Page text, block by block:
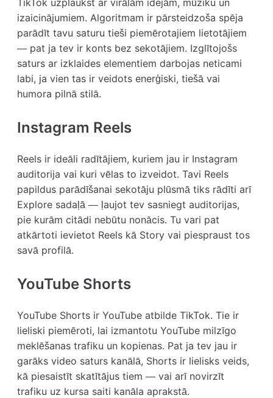
TikTok uzplaukst ar virālām idejām, mūziku un
izaicinājumiem. Algoritmam ir pārsteidzoša spēja
parādīt tavu saturu tieši piemērotajiem lietotājiem
— pat ja tev ir konts bez sekotājiem. Izglītojošs
saturs ar izklaides elementiem darbojas neticami
labi, ja vien tas ir veidots enerģiski, tiešā vai
humora pilnā stilā.
Instagram Reels
Reels ir ideāli radītājiem, kuriem jau ir Instagram
auditorija vai kuri vēlas to izveidot. Tavi Reels
papildus parādīšanai sekotāju plūsmā tiks rādīti arī
Explore sadaļā — ļaujot tev sasniegt auditorijas,
pie kurām citādi nebūtu nonācis. Tu vari pat
atkārtoti ievietot Reels kā Story vai piespraust tos
savā profilā.
YouTube Shorts
YouTube Shorts ir YouTube atbilde TikTok. Tie ir
lieliski piemēroti, lai izmantotu YouTube milzīgo
meklēšanas trafiku un kopienas. Pat ja tev jau ir
garāks video saturs kanālā, Shorts ir lielisks veids,
kā piesaistīt skatītājus tiem — vai arī novirzīt
trafiku uz kursa saiti kanāla aprakstā.